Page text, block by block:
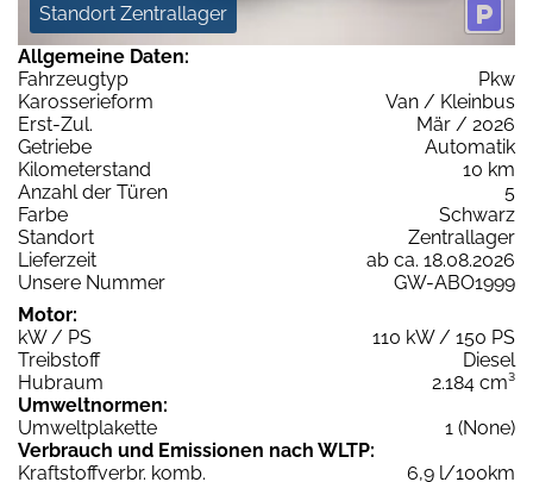
Standort Zentrallager
Allgemeine Daten:
Fahrzeugtyp
Pkw
Karosserieform
Van / Kleinbus
Erst-Zul.
Mär / 2026
Getriebe
Automatik
Kilometerstand
10 km
Anzahl der Türen
5
Farbe
Schwarz
Standort
Zentrallager
Lieferzeit
ab ca. 18.08.2026
Unsere Nummer
GW-ABO1999
Motor:
kW / PS
110 kW / 150 PS
Treibstoff
Diesel
Hubraum
2.184 cm³
Umweltnormen:
Umweltplakette
1 (None)
Verbrauch und Emissionen nach WLTP:
Kraftstoffverbr. komb.
6,9 l/100km